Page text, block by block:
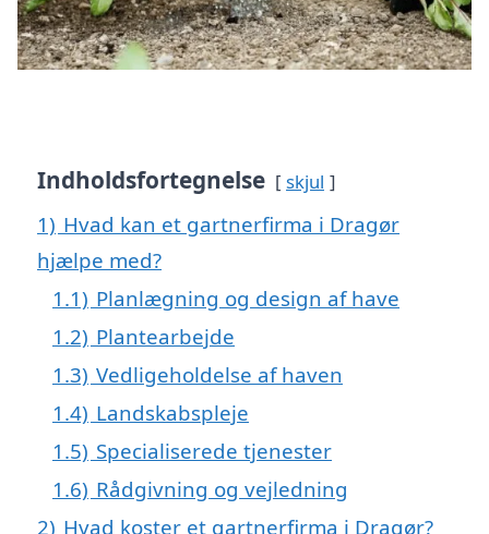
Indholdsfortegnelse skjul
1) Hvad kan et gartnerfirma i Dragør
hjælpe med?
1.1) Planlægning og design af have
1.2) Plantearbejde
1.3) Vedligeholdelse af haven
1.4) Landskabspleje
1.5) Specialiserede tjenester
1.6) Rådgivning og vejledning
2) Hvad koster et gartnerfirma i Dragør?